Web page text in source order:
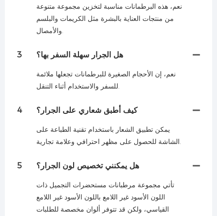
نعم، هذه البرطمانات مناسبة لتخزين مجموعة متنوعة
من منتجات العناية بالبشرة مثل الكريمات والبلسم
والأمصال.
3 هل الجرار سهلة السفر بها؟
نعم، إن الأحجام الصغيرة للبرطمانات تجعلها ملائمة
للسفر والاستخدام أثناء التنقل.
4 كيف أطبق شعاري على الجرار؟
يمكن تطبيق الشعار باستخدام تقنية الطباعة على
الشاشة للحصول على مظهر احترافي وعلامة تجارية.
5 هل يمكنني تخصيص لون الجرار؟
تأتي مجموعة مرطبانات مستحضرات التجميل ذات
اللون الأسود غير اللامع باللون الأسود غير اللامع
القياسي، ولكن قد تتوفر ألوان مخصصة للطلبات